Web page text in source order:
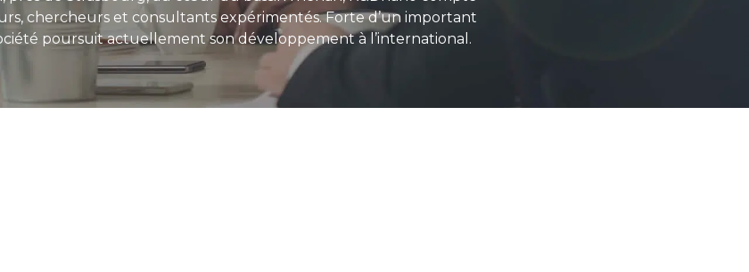
chercheurs et consultants expérimentés. Forte d’un important
poursuit actuellement son développement à l’international.